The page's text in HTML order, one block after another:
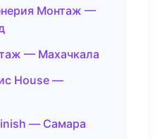
Монтаж —
— Махачкала
House —
— Самара